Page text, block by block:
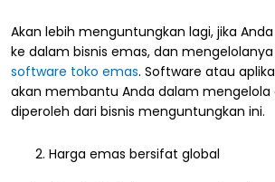
Akan lebih menguntungkan lagi, jika
ke dalam bisnis emas, dan
software toko emas. Software atau
akan membantu Anda dalam mengelola
diperoleh dari bisnis menguntungkan ini.
Harga emas bersifat global